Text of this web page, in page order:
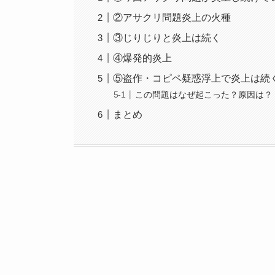
②アサクリ問題炎上の火種
③じりじりと炎上は続く
④爆発的炎上
⑤盗作・コピペ疑惑浮上で炎上は続
この問題はなぜ起こった？原因は？
まとめ